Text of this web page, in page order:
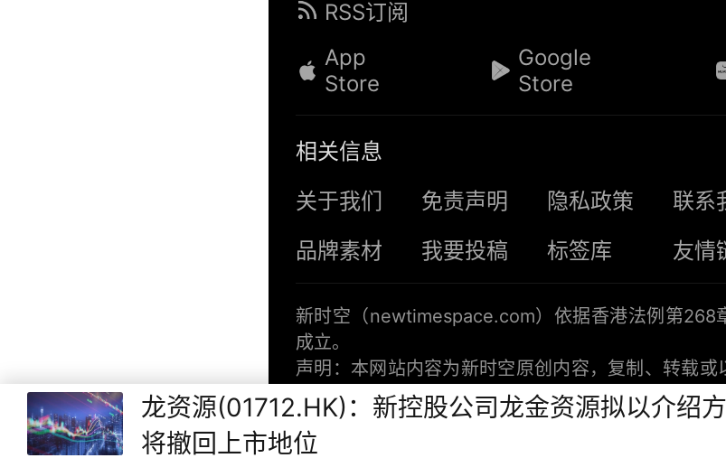
RSS订阅
App
Store
Google
Store
相关信息
关于我们
免责声明 隐私政策 联系
品牌素材
我要投稿 标签库 友情
新时空（newtimespace.com）依据香港法例第268
成立。
声明：本网站内容为新时空原创内容，复制、转载或
站的内容，须注明来源“新时空”或“NewTimeSpace”
信息提供者竭力确保数据准确可靠，但不保证数据绝
有信息均不构成任何投资建议，使用本网站的风险由
龙资源(01712.HK)：新控股公司龙金资源拟以介绍
将撤回上市地位